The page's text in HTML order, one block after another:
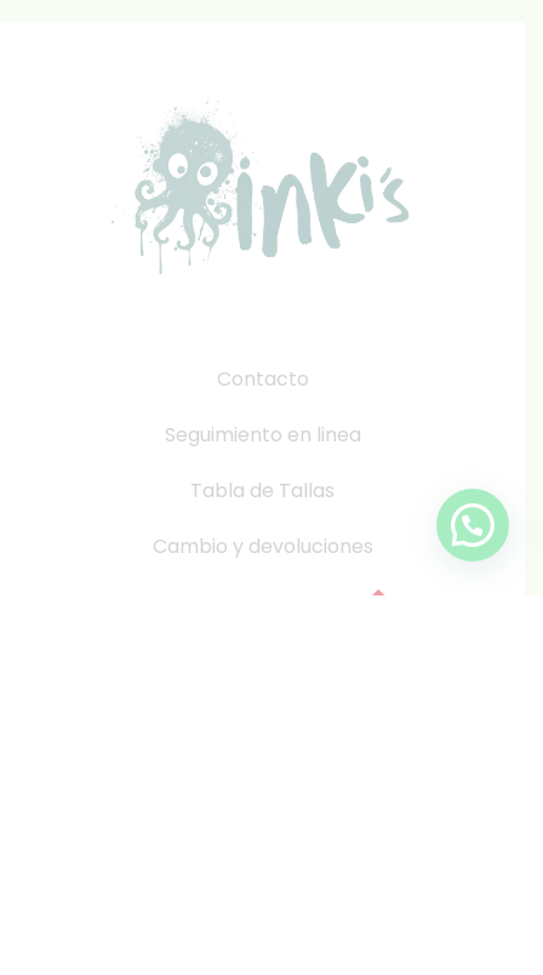
Contacto
Seguimiento en linea
Tabla de Tallas
Cambio y devoluciones